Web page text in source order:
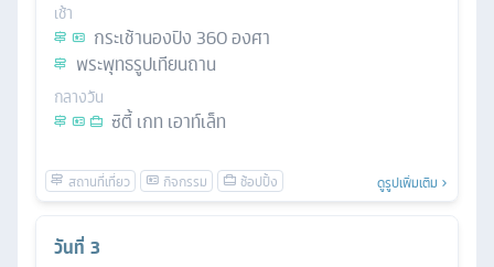
เช้า
กระเช้านองปิง 360 องศา
พระพุทธรูปเทียนถาน
กลางวัน
ซิตี้ เกท เอาท์เล็ท
ดูรูปเพิ่มเติม
วันที่ 3